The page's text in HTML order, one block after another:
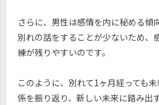
さらに、男性は感情を内に秘める傾
別れの話をすることが少ないため、
練が残りやすいのです。
このように、別れて1ヶ月経っても
係を振り返り、新しい未来に踏み出